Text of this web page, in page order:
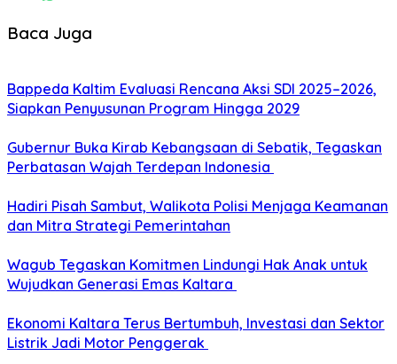
Baca Juga
Bappeda Kaltim Evaluasi Rencana Aksi SDI 2025–2026,
Siapkan Penyusunan Program Hingga 2029
Gubernur Buka Kirab Kebangsaan di Sebatik, Tegaskan
Perbatasan Wajah Terdepan Indonesia
Hadiri Pisah Sambut, Walikota Polisi Menjaga Keamanan
dan Mitra Strategi Pemerintahan
Wagub Tegaskan Komitmen Lindungi Hak Anak untuk
Wujudkan Generasi Emas Kaltara
Ekonomi Kaltara Terus Bertumbuh, Investasi dan Sektor
Listrik Jadi Motor Penggerak